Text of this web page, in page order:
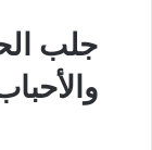
جلب